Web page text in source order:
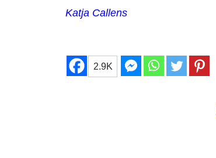
Katja Callens
2.9K